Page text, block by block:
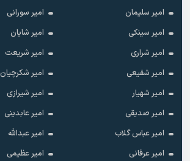
امیر سلیمان
امیر سورانی
امیر سینکی
امیر شایان
امیر شراری
امیر شریعت
امیر شفیعی
امیر شکرچیان
امیر شهیار
امیر شیرازی
امیر صدیقی
امیر عابدینی
امیر عباس گلاب
امیر عبدالله
امیر عرفانی
امیر عظیمی